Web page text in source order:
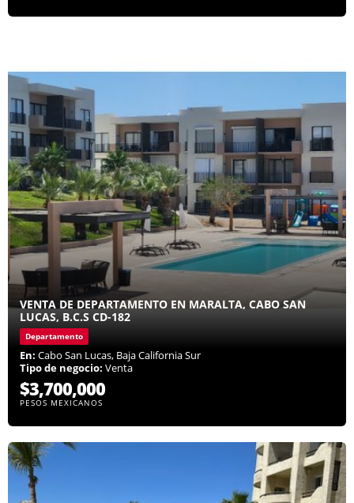
VENTA DE DEPARTAMENTO EN MARALTA, CABO SAN
LUCAS, B.C.S CD-182
Departamento
En: Cabo San Lucas, Baja California Sur
Tipo de negocio: Venta
$3,700,000
PESOS MEXICANOS